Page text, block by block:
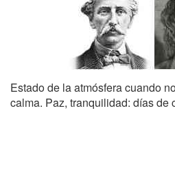
Estado de la atmósfera cuando
calma. Paz, tranquilidad: días de